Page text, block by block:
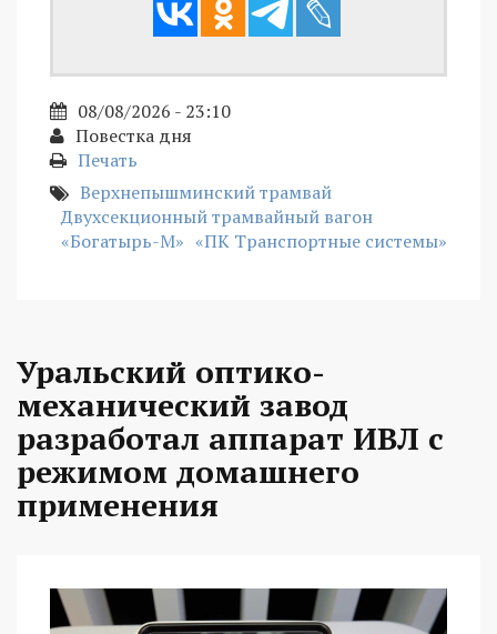
08/08/2026 - 23:10
Повестка дня
Печать
Верхнепышминский трамвай
Двухсекционный трамвайный вагон
«Богатырь-М» «ПК Транспортные системы»
Уральский оптико-
механический завод
разработал аппарат ИВЛ с
режимом домашнего
применения